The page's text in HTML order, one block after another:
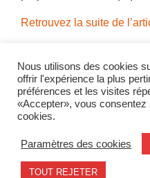
Retrouvez la suite de
Partager l'actualité
Twitter
Mentions légales
Nous utilisons des cookies
offrir l'expérience la plus
préférences et les visites
«Accepter», vous consentez
cookies.
Paramètres des cookies
TOUT REJETER